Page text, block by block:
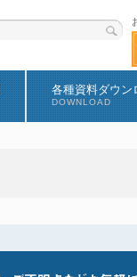
各種資料ダウン
DOWNLOAD